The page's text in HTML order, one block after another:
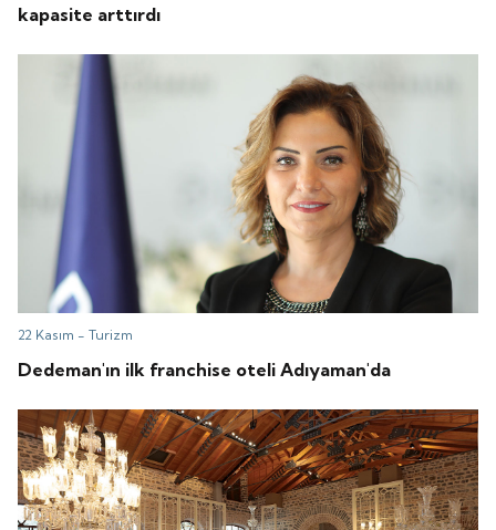
kapasite arttırdı
22 Kasım -Turizm
Dedeman'ın ilk franchise oteli Adıyaman'da